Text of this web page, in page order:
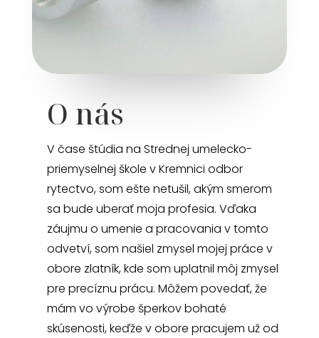
O nás
V čase štúdia na Strednej umelecko-
priemyselnej škole v Kremnici odbor
rytectvo, som ešte netušil, akým smerom
sa bude uberať moja profesia. Vďaka
záujmu o umenie a pracovania v tomto
odvetví, som našiel zmysel mojej práce v
obore zlatník, kde som uplatnil môj zmysel
pre precíznu prácu. Môžem povedať, že
mám vo výrobe šperkov bohaté
skúsenosti, keďže v obore pracujem už od